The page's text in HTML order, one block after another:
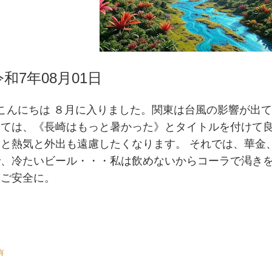
和7年08月01日
んにちは ８月に入りました。関東は台風の影響が出
は、《長崎はもっと暑かった》とタイトルを付けて
熱気と外出も遠慮したくなります。 それでは、華金
冷たいビール・・・私は飲めないからコーラで渇き
安全に。